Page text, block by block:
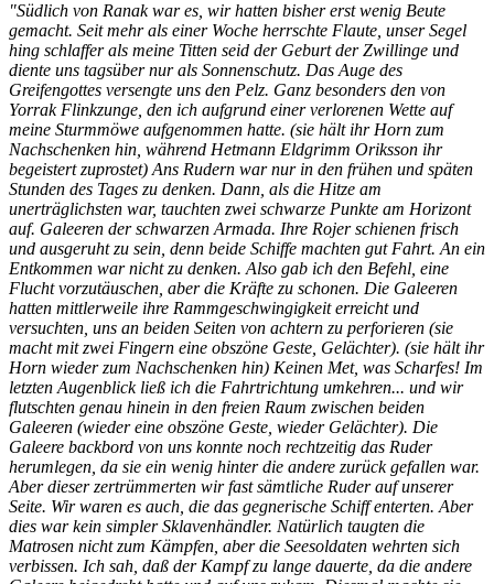
"Südlich von Ranak war es, wir hatten bisher erst wenig Beute
gemacht. Seit mehr als einer Woche herrschte Flaute, unser Segel
hing schlaffer als meine Titten seid der Geburt der Zwillinge und
diente uns tagsüber nur als Sonnenschutz. Das Auge des
Greifengottes versengte uns den Pelz. Ganz besonders den von
Yorrak Flinkzunge, den ich aufgrund einer verlorenen Wette auf
meine Sturmmöwe aufgenommen hatte. (sie hält ihr Horn zum
Nachschenken hin, während Hetmann Eldgrimm Oriksson ihr
begeistert zuprostet) Ans Rudern war nur in den frühen und späten
Stunden des Tages zu denken. Dann, als die Hitze am
unerträglichsten war, tauchten zwei schwarze Punkte am Horizont
auf. Galeeren der schwarzen Armada. Ihre Rojer schienen frisch
und ausgeruht zu sein, denn beide Schiffe machten gut Fahrt. An ein
Entkommen war nicht zu denken. Also gab ich den Befehl, eine
Flucht vorzutäuschen, aber die Kräfte zu schonen. Die Galeeren
hatten mittlerweile ihre Rammgeschwingigkeit erreicht und
versuchten, uns an beiden Seiten von achtern zu perforieren (sie
macht mit zwei Fingern eine obszöne Geste, Gelächter). (sie hält ihr
Horn wieder zum Nachschenken hin) Keinen Met, was Scharfes! Im
letzten Augenblick ließ ich die Fahrtrichtung umkehren... und wir
flutschten genau hinein in den freien Raum zwischen beiden
Galeeren (wieder eine obszöne Geste, wieder Gelächter). Die
Galeere backbord von uns konnte noch rechtzeitig das Ruder
herumlegen, da sie ein wenig hinter die andere zurück gefallen war.
Aber dieser zertrümmerten wir fast sämtliche Ruder auf unserer
Seite. Wir waren es auch, die das gegnerische Schiff enterten. Aber
dies war kein simpler Sklavenhändler. Natürlich taugten die
Matrosen nicht zum Kämpfen, aber die Seesoldaten wehrten sich
verbissen. Ich sah, daß der Kampf zu lange dauerte, da die andere